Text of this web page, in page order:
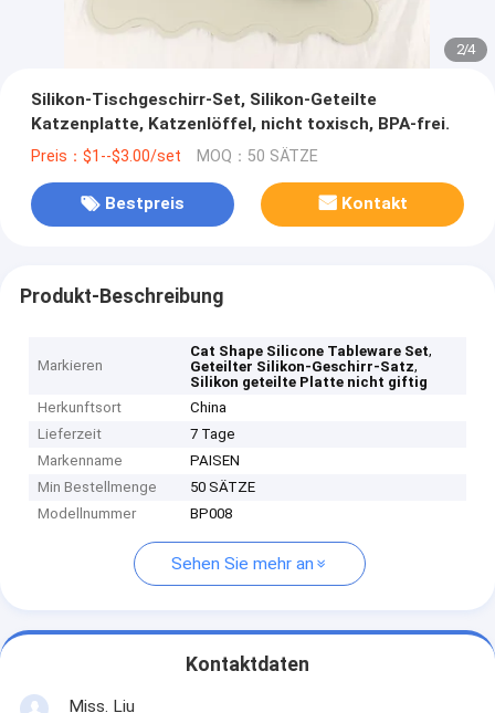
2/4
Silikon-Tischgeschirr-Set, Silikon-Geteilte
Katzenplatte, Katzenlöffel, nicht toxisch, BPA-frei.
Preis：$1--$3.00/set MOQ：50 SÄTZE
Bestpreis Kontakt
Produkt-Beschreibung
Markieren
Cat Shape Silicone Tableware Set,
Geteilter Silikon-Geschirr-Satz,
Silikon geteilte Platte nicht giftig
Herkunftsort
China
Lieferzeit
7 Tage
Markenname
PAISEN
Min Bestellmenge
50 SÄTZE
Modellnummer
BP008
Sehen Sie mehr an
Kontaktdaten
Miss. Liu